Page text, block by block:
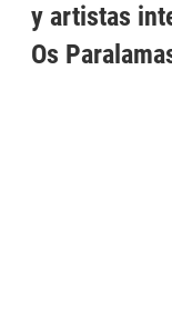
y artistas
Os